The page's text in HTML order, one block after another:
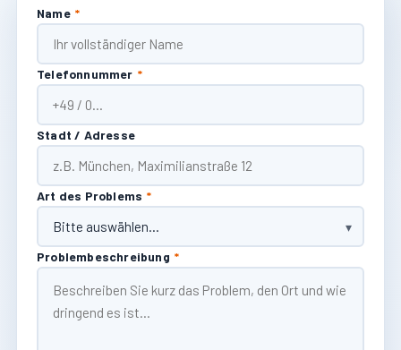
Name *
Telefonnummer *
Stadt / Adresse
Art des Problems *
Problembeschreibung *